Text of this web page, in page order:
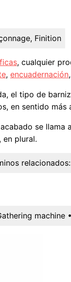
Finition
, cualquier
, encuadernación,
el tipo de
en sentido
se llama
en plural.
relacionados:
machine